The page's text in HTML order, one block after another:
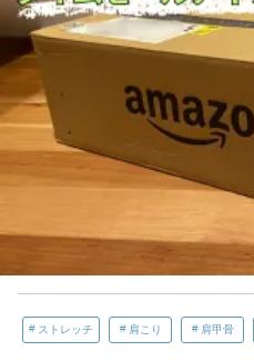
ストレッチ 肩こり 肩甲骨